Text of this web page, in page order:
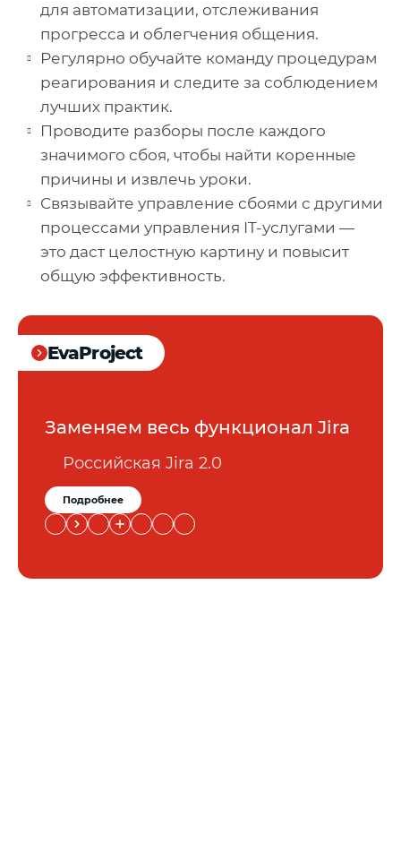
для автоматизации, отслеживания
прогресса и облегчения общения.
Регулярно обучайте команду процедурам
реагирования и следите за соблюдением
лучших практик.
Проводите разборы после каждого
значимого сбоя, чтобы найти коренные
причины и извлечь уроки.
Связывайте управление сбоями с другими
процессами управления IT-услугами —
это даст целостную картину и повысит
общую эффективность.
EvaProject
Заменяем весь функционал Jira
Российская Jira 2.0
Подробнее